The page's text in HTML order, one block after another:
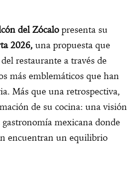
del Zócalo presenta su
2026, una propuesta que
restaurante a través de
más emblemáticos que han
Más que una retrospectiva,
de su cocina: una visión
mexicana donde
encuentran un equilibrio